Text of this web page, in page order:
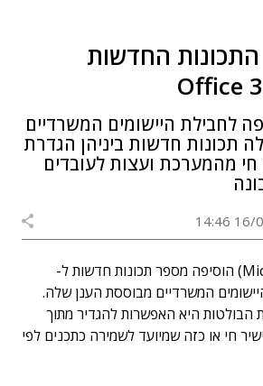
התכונות החדשות
לחבילת היישומים המשרדיים
תכונות חדשות ביניהן הגדרת
חי מהמערכת ועצות לעובדים
16/
המשרדיים מבוססת הענן שלה.
הבולטות היא האפשרות להגדיר מתוך
חי או כזה שמיועד לשמירה כתכנים לפי